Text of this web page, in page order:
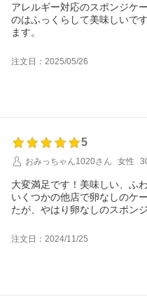
アレルギー対応のスポンジケ
のはふっくらして美味しいで
ます。
注文日：2025/05/26
5
おみっちゃん1020さん
女性
大変満足です！美味しい、ふ
いくつかの他店で卵なしのケ
たが、やはり卵なしのスポン
そ感、味もあまり美味しくな
こまでは期待していませんで
娘も大満足でした。ありがと
いるので、卵のみアレルギー
注文日：2024/11/25